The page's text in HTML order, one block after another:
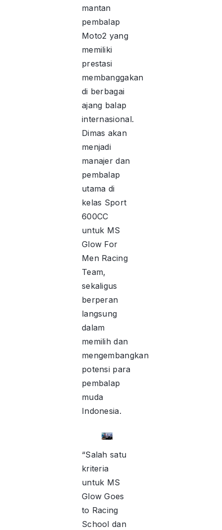
mantan
pembalap
Moto2 yang
memiliki
prestasi
membanggakan
di berbagai
ajang balap
internasional.
Dimas akan
menjadi
manajer dan
pembalap
utama di
kelas Sport
600CC
untuk MS
Glow For
Men Racing
Team,
sekaligus
berperan
langsung
dalam
memilih dan
mengembangkan
potensi para
pembalap
muda
Indonesia.
“Salah satu
kriteria
untuk MS
Glow Goes
to Racing
School dan